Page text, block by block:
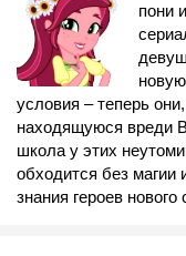
пони
условия – теперь
находящуюся вреди
школа у этих
обходится без магии
знания героев нового